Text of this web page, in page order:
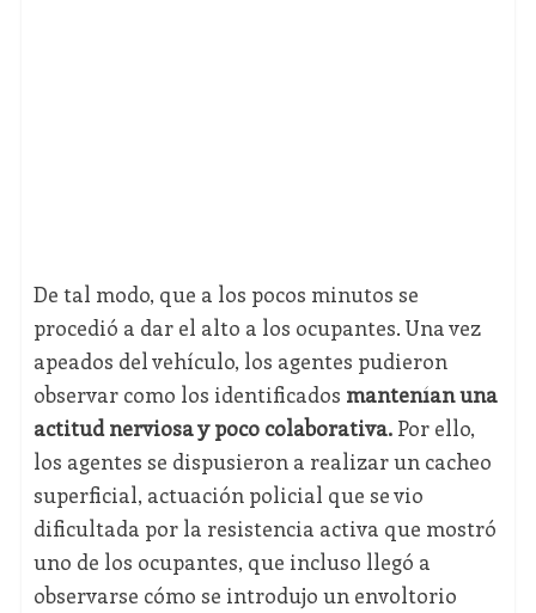
De tal modo, que a los pocos minutos se
procedió a dar el alto a los ocupantes. Una vez
apeados del vehículo, los agentes pudieron
observar como los identificados mantenían una
actitud nerviosa y poco colaborativa.Por ello,
los agentes se dispusieron a realizar un cacheo
superficial, actuación policial que se vio
dificultada por la resistencia activa que mostró
uno de los ocupantes, que incluso llegó a
observarse cómo se introdujo un envoltorio